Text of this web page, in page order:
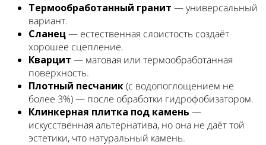
Термообработанный гранит — универсальный
вариант.
Сланец— естественная слоистость создаёт
хорошее сцепление.
Кварцит — матовая или термообработанная
поверхность.
Плотный песчаник(с водопоглощением не
более 3%) — после обработки гидрофобизатором.
Клинкерная плитка под камень —
искусственная альтернатива, но она не даёт той
эстетики, что натуральный камень.